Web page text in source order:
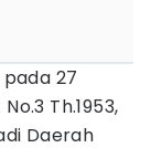
27
Th.1953,
Daerah